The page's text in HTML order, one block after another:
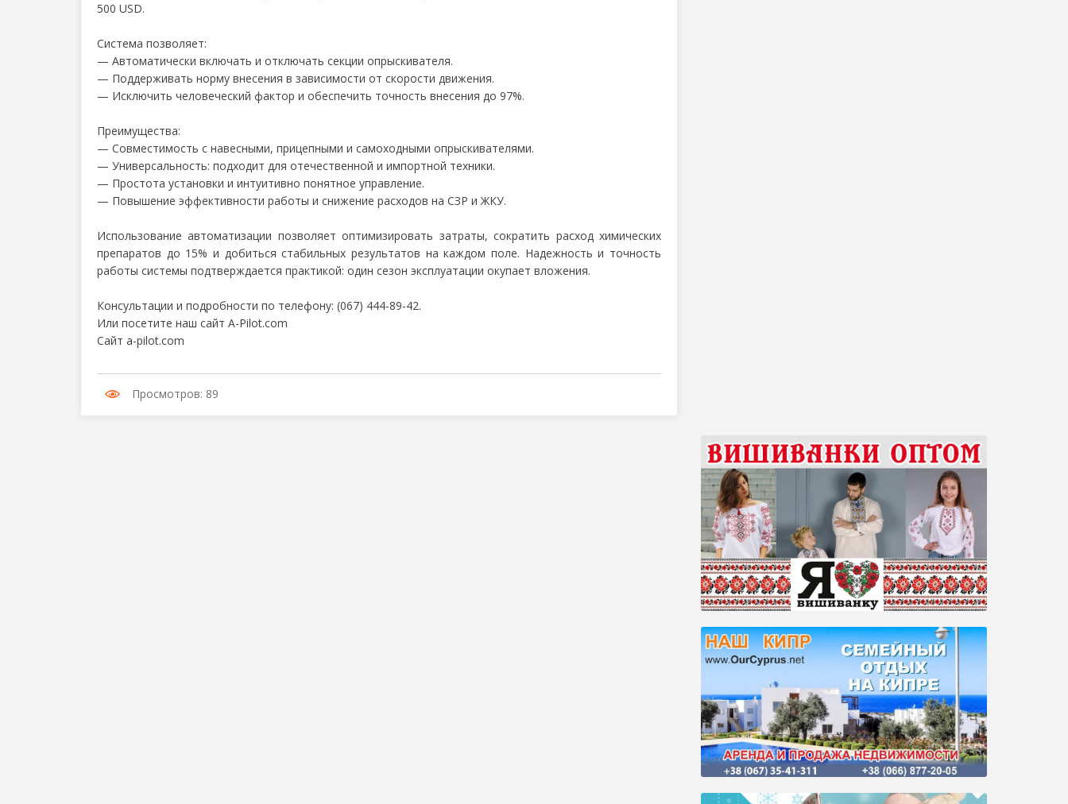
500 USD.
Система позволяет:
— Автоматически включать и отключать секции опрыскивателя.
— Поддерживать норму внесения в зависимости от скорости движения.
— Исключить человеческий фактор и обеспечить точность внесения до 97%.
Преимущества:
— Совместимость с навесными, прицепными и самоходными опрыскивателями.
— Универсальность: подходит для отечественной и импортной техники.
— Простота установки и интуитивно понятное управление.
— Повышение эффективности работы и снижение расходов на СЗР и ЖКУ.
Использование автоматизации позволяет оптимизировать затраты, сократить расход химических
препаратов до 15% и добиться стабильных результатов на каждом поле. Надежность и точность
работы системы подтверждается практикой: один сезон эксплуатации окупает вложения.
Консультации и подробности по телефону: (067) 444-89-42.
Или посетите наш сайт A-Pilot.com
Сайт a-pilot.com
Просмотров: 89